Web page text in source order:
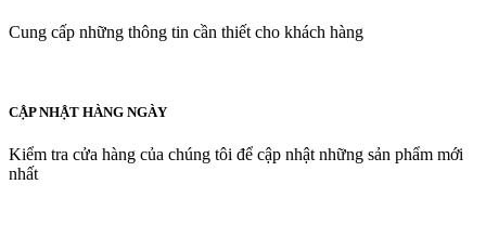
Cung cấp những thông tin cần thiết cho khách hàng
CẬP NHẬT HÀNG NGÀY
Kiểm tra cửa hàng của chúng tôi để cập nhật những sản phẩm mới
nhất